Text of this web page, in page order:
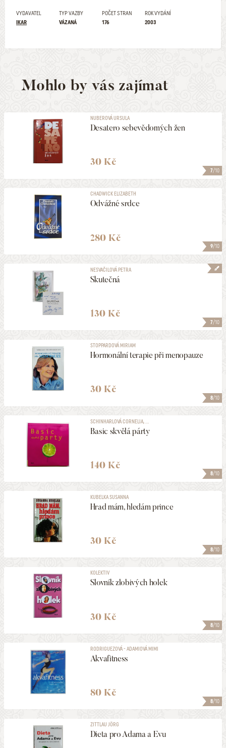
VYDAVATEL
IKAR
TYP VAZBY
VÁZANÁ
POČET STRAN
176
ROK VYDÁNÍ
2003
Mohlo by vás zajímat
7/10
NUBEROVÁ URSULA
Desatero sebevědomých žen
30 Kč
9/10
CHADWICK ELIZABETH
Odvážné srdce
280 Kč
7/10
NESVAČILOVÁ PETRA
Skutečná
130 Kč
8/10
STOPPARDOVÁ MIRIAM
Hormonální terapie při menopauze
30 Kč
8/10
SCHINHARLOVÁ CORNELIA, ...
Basic skvělá párty
140 Kč
8/10
KUBELKA SUSANNA
Hrad mám, hledám prince
30 Kč
8/10
KOLEKTIV
Slovník zlobivých holek
30 Kč
8/10
RODRIGUEZOVÁ - ADAMIOVÁ MIMI
Akvafitness
80 Kč
ZITTLAU JÖRG
Dieta pro Adama a Evu